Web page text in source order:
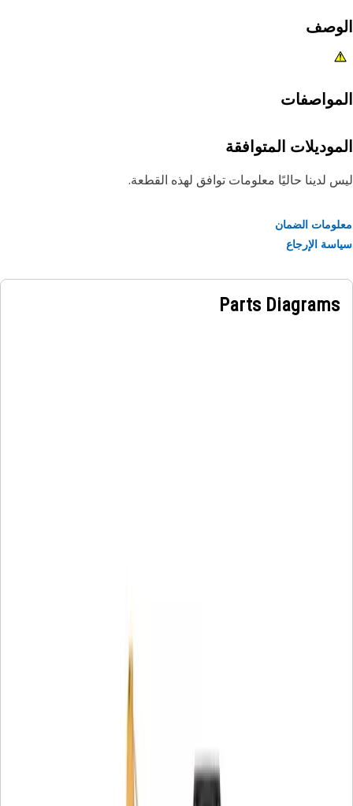
المتوافقة
لدينا حاليًا معلومات توافق لهذه القطعة.
الضمان
الإرجاع
Parts Diagrams